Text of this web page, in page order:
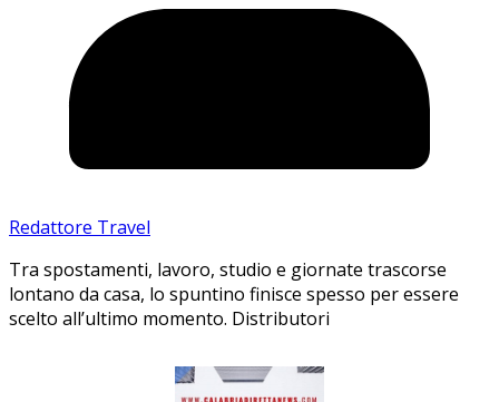
Redattore Travel
Tra spostamenti, lavoro, studio e giornate trascorse
lontano da casa, lo spuntino finisce spesso per essere
scelto all’ultimo momento. Distributori